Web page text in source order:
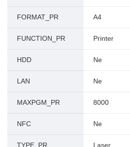
FORMAT_PR A4
FUNCTION_PR Printer
HDD Ne
LAN Ne
MAXPGM_PR 8000
NFC Ne
TYPE_PR Laser